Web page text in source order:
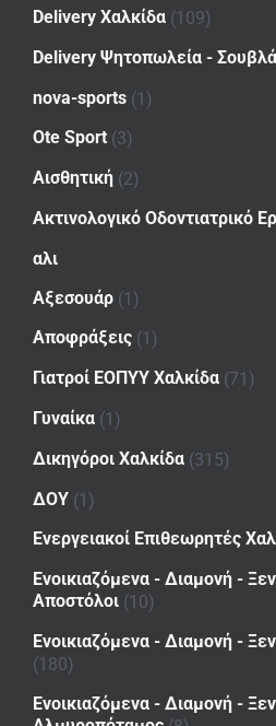
Delivery Χαλκίδα (109)
Delivery Ψητοπωλεία -
nova-sports (1)
Ote Sport (3)
Αισθητική (2)
Ακτινολογικό Οδοντιατρικό
αλι
Αξεσουάρ (1)
Αποφράξεις (1)
Γιατροί ΕΟΠΥΥ Χαλκίδα (71)
Γυναίκα (1)
Δικηγόροι Χαλκίδα (315)
ΔΟΥ (1)
Ενεργειακοί Επιθεωρητές
Ενοικιαζόμενα - Διαμονή -
Αποστόλοι (10)
Ενοικιαζόμενα - Διαμονή -
(180)
Ενοικιαζόμενα - Διαμονή -